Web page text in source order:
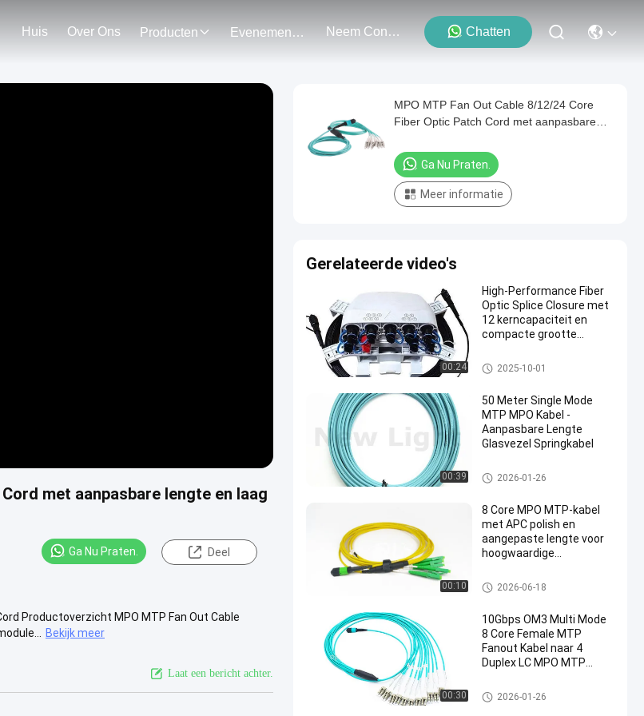
Huis Over Ons Producten Evenementen Neem Contact Met Ons Op Chatten
met aanpasbare lengte en laag
Ga Nu Praten. Deel
Productoverzicht MPO MTP Fan Out Cable
Bekijk meer
Laat een bericht achter.
MPO MTP Fan Out Cable 8/12/24 Core
Fiber Optic Patch Cord met aanpasbare
Ga Nu Praten.
Meer informatie
Gerelateerde video's
00:24
High-Performance Fiber
Optic Splice Closure met
12 kerncapaciteit en
compacte grootte
buiten/binnen gebruik
Fiber Optic Splice Sluiting
2025-10-01
00:39
50 Meter Single Mode
MTP MPO Kabel -
Aanpasbare Lengte
Glasvezel Springkabel
mpo mtp kabel
2026-01-26
00:10
8 Core MPO MTP-kabel
met APC polish en
aangepaste lengte voor
hoogwaardige
mpo mtp kabel
2026-06-18
00:30
10Gbps OM3 Multi Mode
8 Core Female MTP
Fanout Kabel naar 4
Duplex LC MPO MTP
mpo mtp kabel
2026-01-26